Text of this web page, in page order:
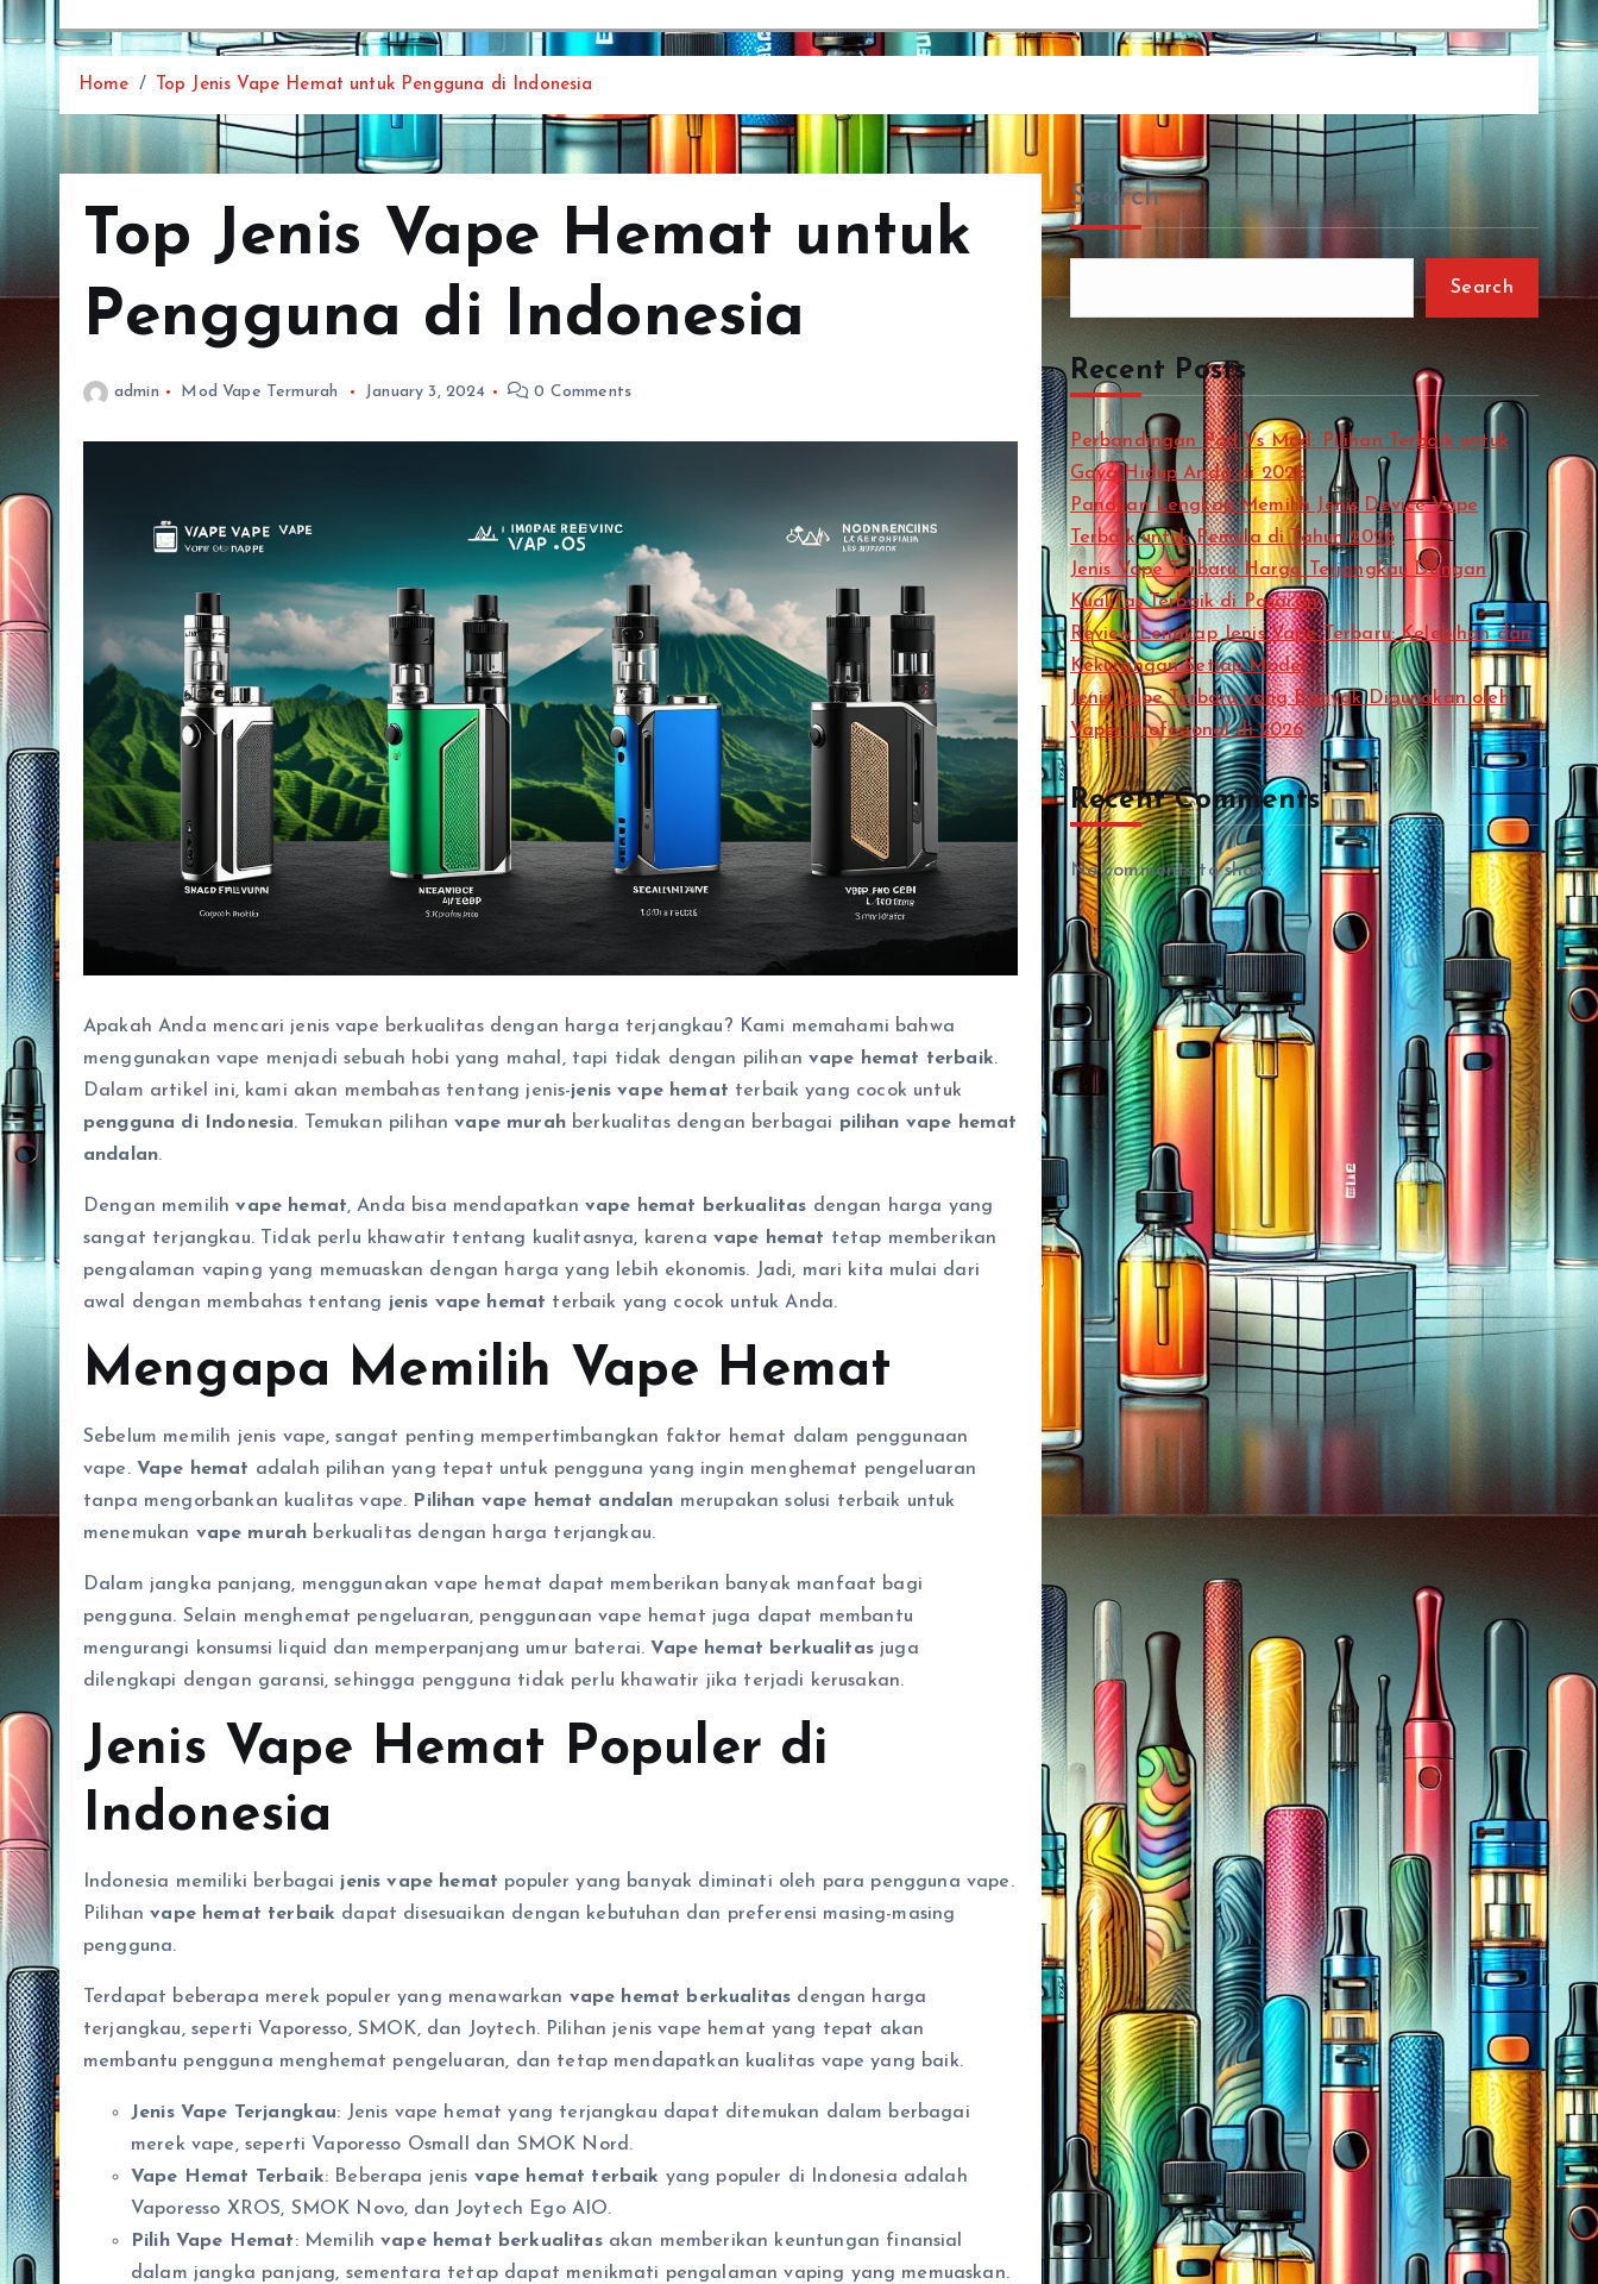
Home Top Jenis Vape Hemat untuk Pengguna di Indonesia
Top Jenis Vape Hemat untuk
Pengguna di Indonesia
admin Mod Vape Termurah January 3, 2024 0 Comments
Apakah Anda mencari jenis vape berkualitas dengan harga terjangkau? Kami memahami bahwa
menggunakan vape menjadi sebuah hobi yang mahal, tapi tidak dengan pilihan vape hemat terbaik.
Dalam artikel ini, kami akan membahas tentang jenis-jenis vape hemat terbaik yang cocok untuk
pengguna di Indonesia. Temukan pilihanvape murahberkualitas dengan berbagai pilihan vape hemat
andalan.
Dengan memilihvape hemat, Anda bisa mendapatkan vape hemat berkualitas dengan harga yang
sangat terjangkau. Tidak perlu khawatir tentang kualitasnya, karena vape hemat tetap memberikan
pengalaman vaping yang memuaskan dengan harga yang lebih ekonomis. Jadi, mari kita mulai dari
awal dengan membahas tentang jenis vape hemat terbaik yang cocok untuk Anda.
Mengapa Memilih Vape Hemat
Sebelum memilih jenis vape, sangat penting mempertimbangkan faktor hemat dalam penggunaan
vape. Vape hemat adalah pilihan yang tepat untuk pengguna yang ingin menghemat pengeluaran
tanpa mengorbankan kualitas vape. Pilihan vape hemat andalan merupakan solusi terbaik untuk
menemukan vape murah berkualitas dengan harga terjangkau.
Dalam jangka panjang, menggunakan vape hemat dapat memberikan banyak manfaat bagi
pengguna. Selain menghemat pengeluaran, penggunaan vape hemat juga dapat membantu
mengurangi konsumsi liquid dan memperpanjang umur baterai. Vape hemat berkualitasjuga
dilengkapi dengan garansi, sehingga pengguna tidak perlu khawatir jika terjadi kerusakan.
Jenis Vape Hemat Populer di
Indonesia
Indonesia memiliki berbagai jenis vape hemat populer yang banyak diminati oleh para pengguna vape.
Pilihanvape hemat terbaik dapat disesuaikan dengan kebutuhan dan preferensi masing-masing
pengguna.
Terdapat beberapa merek populer yang menawarkan vape hemat berkualitas dengan harga
terjangkau, seperti Vaporesso, SMOK, dan Joytech. Pilihan jenis vape hemat yang tepat akan
membantu pengguna menghemat pengeluaran, dan tetap mendapatkan kualitas vape yang baik.
Jenis Vape Terjangkau: Jenis vape hemat yang terjangkau dapat ditemukan dalam berbagai
merek vape, seperti Vaporesso Osmall dan SMOK Nord.
Vape Hemat Terbaik: Beberapa jenis vape hemat terbaik yang populer di Indonesia adalah
Vaporesso XROS, SMOK Novo, dan Joytech Ego AIO.
Pilih Vape Hemat: Memilihvape hemat berkualitasakan memberikan keuntungan finansial
dalam jangka panjang, sementara tetap dapat menikmati pengalaman vaping yang memuaskan.
Search
Search
Recent Posts
Perbandingan Pod Vs Mod: Pilihan Terbaik untuk
Gaya Hidup Anda di 2026
Panduan Lengkap Memilih Jenis Device Vape
Terbaik untuk Pemula di Tahun 2026
Jenis Vape Terbaru Harga Terjangkau Dengan
Kualitas Terbaik di Pasaran
Review Lengkap Jenis Vape Terbaru: Kelebihan dan
Kekurangan Setiap Model
Jenis Vape Terbaru yang Banyak Digunakan oleh
Vaper Profesional di 2026
Recent Comments
No comments to show.